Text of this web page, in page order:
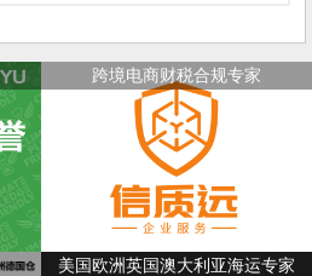
跨境电商财税合规专家
美国欧洲英国澳大利亚海运专家